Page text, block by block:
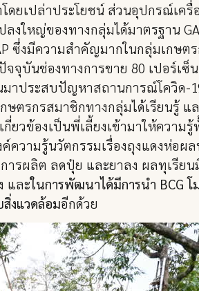
ดยเปล่าประโยชน์ ส่วนอุปกรณ์เ
ใหญ่ของทางกลุ่มได้มาตรฐาน
ซึ่งมีความสำคัญมากในกลุ่มเกษ
จุบันช่องทางการขาย 80 เปอร์เซ็
าประสบปัญหาสถานการณ์โควิด-
ตรกรสมาชิกทางกลุ่มได้เรียนรู้
วข้องเป็นพี่เลี้ยงเข้ามาให้ความ
วามรู้นวัตกรรมเรื่องถุงแดงห่อผ
ผลิต ลดปุ๋ย และยาลง ผลทุเรียน
และในการพัฒนาได้มีการนำ BCG โ
งแวดล้อมอีกด้วย